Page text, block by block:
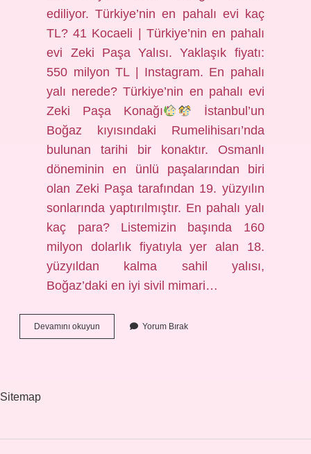
ediliyor. Türkiye’nin en pahalı evi kaç
TL? 41 Kocaeli | Türkiye’nin en pahalı
evi Zeki Paşa Yalısı. Yaklaşık fiyatı:
550 milyon TL | Instagram. En pahalı
yalı nerede? Türkiye’nin en pahalı evi
Zeki Paşa Konağı
İstanbul’un
Boğaz kıyısındaki Rumelihisarı’nda
bulunan tarihi bir konaktır. Osmanlı
döneminin en ünlü paşalarından biri
olan Zeki Paşa tarafından 19. yüzyılın
sonlarında yaptırılmıştır. En pahalı yalı
kaç para? Listemizin başında 160
milyon dolarlık fiyatıyla yer alan 18.
yüzyıldan kalma sahil yalısı,
Boğaz’daki en iyi sivil mimari…
Devamını okuyun Turkiyenin
En
Yorum Bırak
Sitemap